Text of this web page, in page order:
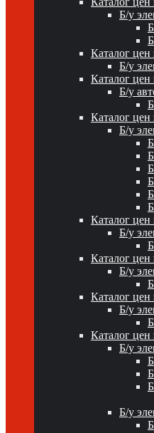
Б/у
Каталог цен
Б/у
Каталог
Б/у
Каталог
Б/у
Каталог цен
Б/у
Каталог цен
Б/у
Каталог
Б/у
Каталог цен
Б/у
Б/у